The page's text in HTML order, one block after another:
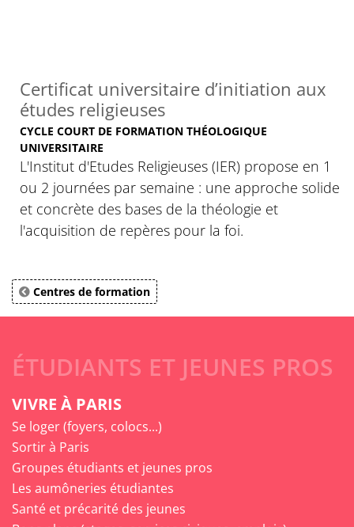
Certificat universitaire d’initiation aux
études religieuses
CYCLE COURT DE FORMATION THÉOLOGIQUE
UNIVERSITAIRE
L'Institut d'Etudes Religieuses (IER) propose en 1
ou 2 journées par semaine : une approche solide
et concrète des bases de la théologie et
l'acquisition de repères pour la foi.
Centres de formation
ÉTUDIANTS ET JEUNES PROS
VIVRE À PARIS
Se loger (foyers, colocs...)
Sortir à Paris
Groupes étudiants et jeunes pros
Les aumôneries étudiantes
Santé et précarité des jeunes